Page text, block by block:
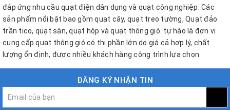
đáp ứng nhu cầu quạt điện dân dụng và quạt công nghiệp. Các
sản phẩm nổi bật bao gồm quạt cây, quạt treo tường, Quạt đảo
trần tico, quạt sàn, quạt hộp và quạt thông gió. tự hào là đơn vị
cung cấp quạt thông gió có thị phần lớn do giá cả hợp lý, chất
lượng ổn định, được nhiều khách hàng công trình lựa chọn
ĐĂNG KÝ NHẬN TIN